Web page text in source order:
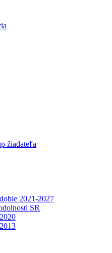
žiadateľa
2021-2027
SR